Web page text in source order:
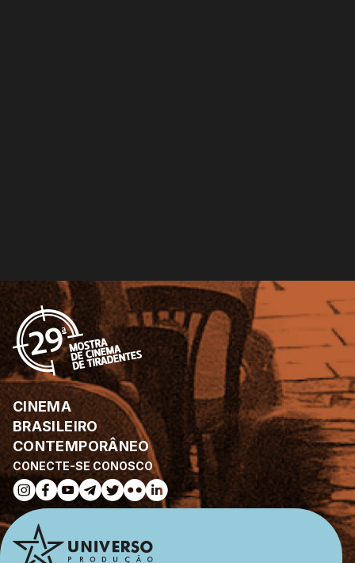
CONECTE-SE CONOSCO
CINEMA
BRASILEIRO
CONTEMPORÂNEO